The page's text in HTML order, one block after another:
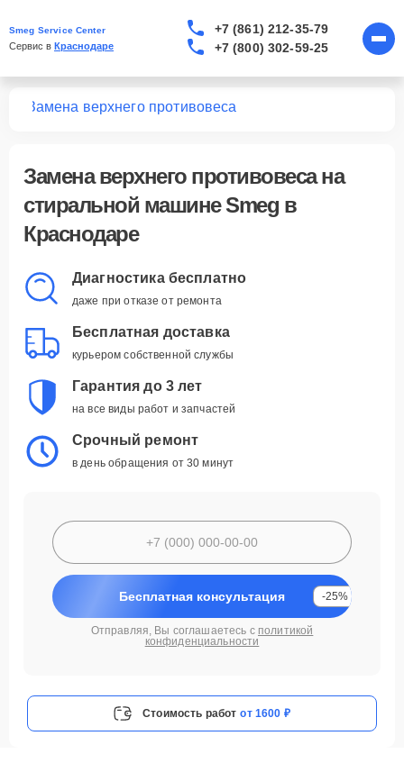
Smeg Service Center
Сервис в Краснодаре
+7 (861) 212-35-79
+7 (800) 302-59-25
Замена верхнего противовеса
Замена верхнего противовесана
стиральной машине Smeg в
Краснодаре
Диагностика бесплатно
даже при отказе от ремонта
Бесплатная доставка
курьером собственной службы
Гарантия до 3 лет
на все виды работ и запчастей
Срочный ремонт
в день обращения от 30 минут
Бесплатная консультация -25%
Отправляя, Вы соглашаетесь с политикой
конфиденциальности
Стоимость работ от 1600 ₽